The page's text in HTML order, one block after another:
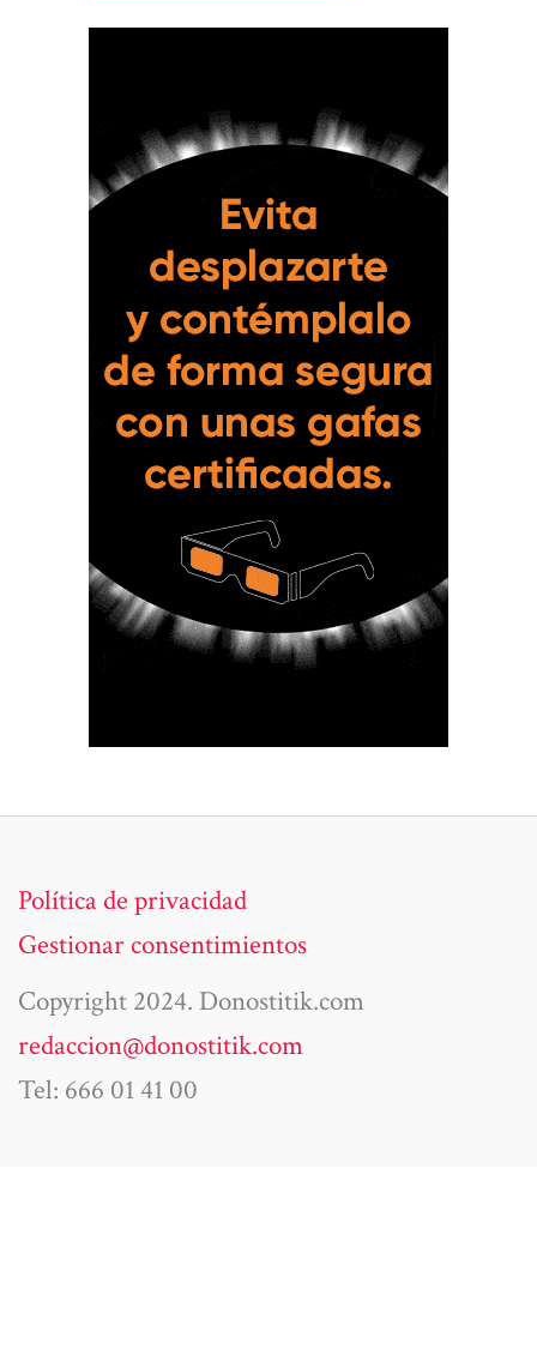
Política de privacidad
Gestionar consentimientos
Copyright 2024. Donostitik.com
redaccion@donostitik.com
Tel: 666 01 41 00